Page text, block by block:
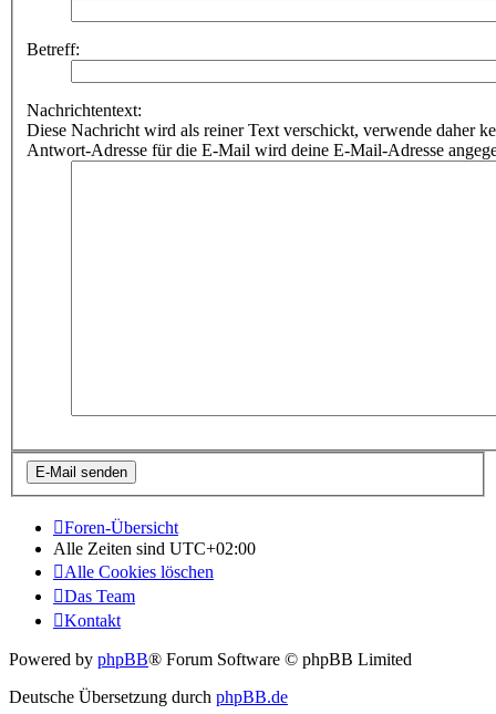
Betreff:
Nachrichtentext:
Diese Nachricht wird als reiner Text verschickt, verwende daher
Antwort-Adresse für die E-Mail wird deine E-Mail-Adresse
Foren-Übersicht
Alle Zeiten sind UTC+02:00
Alle Cookies löschen
Das Team
Kontakt
Powered by phpBB® Forum Software © phpBB Limited
Deutsche Übersetzung durch phpBB.de